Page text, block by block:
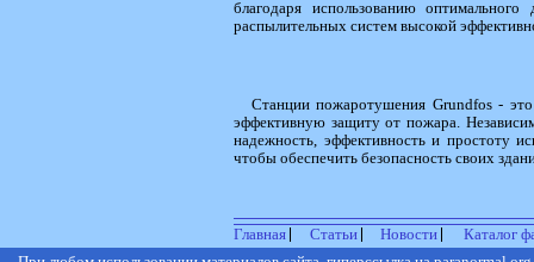
благодаря использованию
распылительных систем высокой
Станции пожаротушения Grundfos -
эффективную защиту от пожара.
надежность, эффективность и простоту
чтобы обеспечить безопасность своих
Главная Статьи Новости
Каталог